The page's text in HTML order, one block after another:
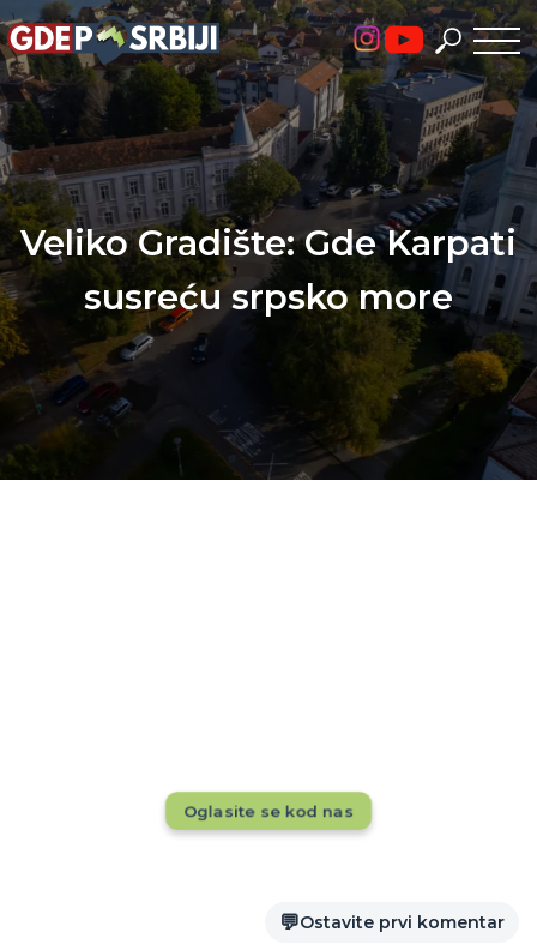
Skip
to
content
Veliko Gradište: Gde Karpati
susreću srpsko more
Oglasite se kod nas
💬Ostavite prvi komentar